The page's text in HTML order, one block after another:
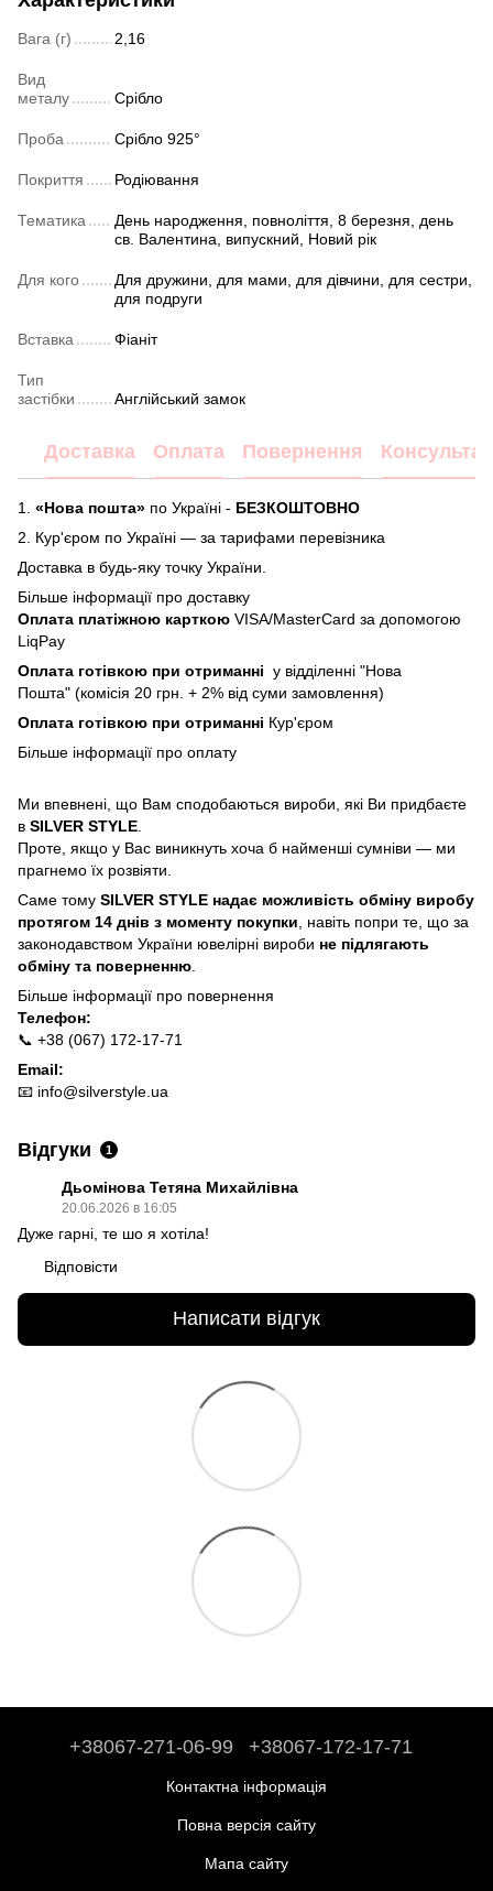
Вага (г) 2,16
Вид
металу
Срібло
Проба Срібло 925°
Покриття Родіювання
Тематика
День народження, повноліття, 8 березня, день
св. Валентина, випускний, Новий рік
Для кого
Для дружини, для мами, для дівчини, для сестри,
для подруги
Вставка Фіаніт
Тип
застібки
Англійський замок
Доставка Оплата Повернення
1. «Нова пошта» по Україні - БЕЗКОШТОВНО
2.
Кур'єром по Україні — за тарифами перевізника
Доставка в будь-яку точку України.
Більше інформації про доставку
Оплата платіжною карткою VISA/MasterCard за допомогою
LiqPay
Оплата готівкою при отриманні у відділенні "Нова
Пошта" (комісія 20 грн. + 2% від суми замовлення)
Оплата готівкою при отриманні Кур'єром
Більше інформації про оплату
Ми впевнені, що Вам сподобаються вироби, які Ви придбаєте
в SILVER STYLE
Проте, якщо у Вас виникнуть хоча б найменші сумніви — ми
прагнемо їх розвіяти.
Саме тому SILVER STYLE надає можливість обміну виробу
протягом 14 днів з моменту покупки , навіть попри те, що за
законодавством України ювелірні вироби не підлягають
обміну та поверненню
Більше інформації про повернення
Телефон:
📞 +38 (067) 172-17-71
Email:
📧 info@silverstyle.ua
Відгуки 1
Дьомінова Тетяна Михайлівна
20.06.2026 в 16:05
Дуже гарні, те шо я хотіла!
Відповісти
Написати відгук
+38067-271-06-99 +38067-172-17-71
Контактна інформація
Повна версія сайту
Мапа сайту